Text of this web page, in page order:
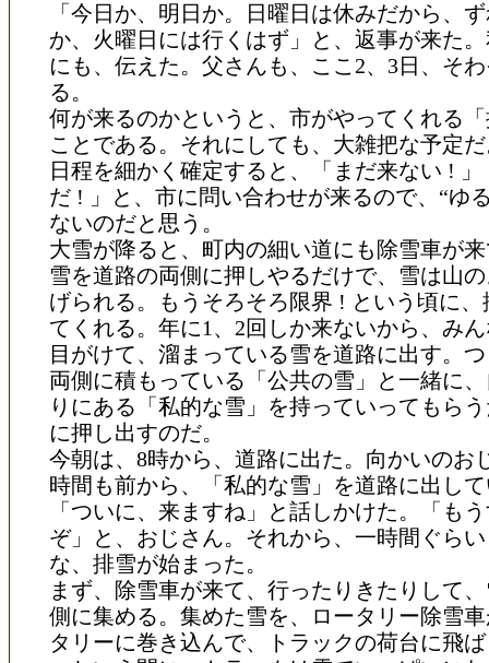
「今日か、明日か。日曜日は休みだから、
か、火曜日には行くはず」と、返事が来た
にも、伝えた。父さんも、ここ2、3日、そ
る。
何が来るのかというと、市がやってくれる
ことである。それにしても、大雑把な予定
日程を細かく確定すると、「まだ来ない !
だ ! 」と、市に問い合わせが来るので、“ゆ
ないのだと思う。
大雪が降ると、町内の細い道にも除雪車が
雪を道路の両側に押しやるだけで、雪は山
げられる。もうそろそろ限界 ! という頃に
てくれる。年に1、2回しか来ないから、み
目がけて、溜まっている雪を道路に出す。
両側に積もっている「公共の雪」と一緒に
りにある「私的な雪」を持っていってもら
に押し出すのだ。
今朝は、8時から、道路に出た。向かいのお
時間も前から、「私的な雪」を道路に出し
「ついに、来ますね」と話しかけた。「も
ぞ」と、おじさん。それから、一時間ぐら
な、排雪が始まった。
まず、除雪車が来て、行ったりきたりして
側に集める。集めた雪を、ロータリー除雪
タリーに巻き込んで、トラックの荷台に飛